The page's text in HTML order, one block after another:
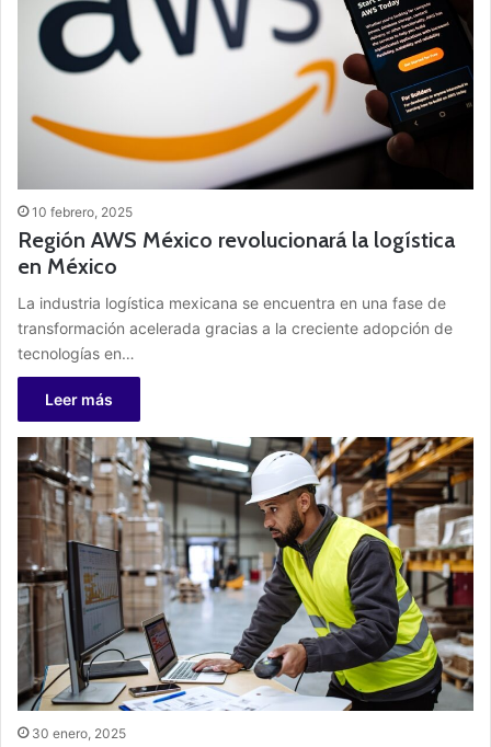
10 febrero, 2025
Región AWS México revolucionará la logística
en México
La industria logística mexicana se encuentra en una fase de
transformación acelerada gracias a la creciente adopción de
tecnologías en…
Leer más
30 enero, 2025